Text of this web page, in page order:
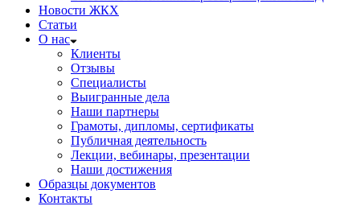
Новости ЖКХ
Статьи
О нас
Клиенты
Отзывы
Специалисты
Выигранные дела
Наши партнеры
Грамоты, дипломы, сертификаты
Публичная деятельность
Лекции, вебинары, презентации
Наши достижения
Образцы документов
Контакты